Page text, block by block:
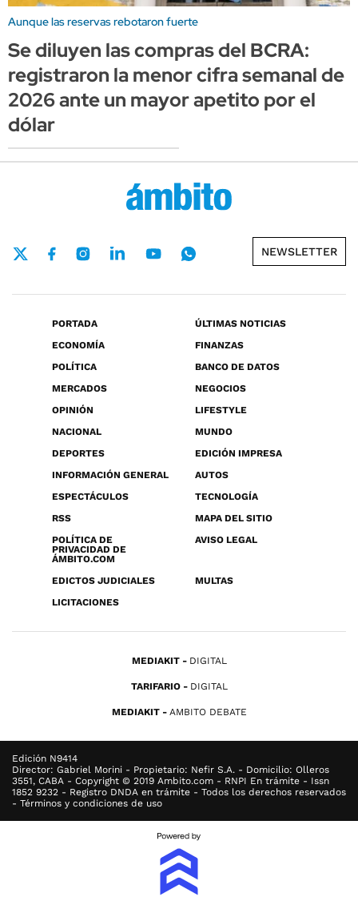
Aunque las reservas rebotaron fuerte
Se diluyen las compras del BCRA:
registraron la menor cifra semanal de
2026 ante un mayor apetito por el
dólar
NEWSLETTER
PORTADA
ÚLTIMAS NOTICIAS
ECONOMÍA
FINANZAS
POLÍTICA
BANCO DE DATOS
MERCADOS
NEGOCIOS
OPINIÓN
LIFESTYLE
NACIONAL
MUNDO
DEPORTES
EDICIÓN IMPRESA
INFORMACIÓN GENERAL
AUTOS
ESPECTÁCULOS
TECNOLOGÍA
RSS
MAPA DEL SITIO
POLÍTICA DE
PRIVACIDAD DE
ÁMBITO.COM
AVISO LEGAL
EDICTOS JUDICIALES
MULTAS
LICITACIONES
MEDIAKIT DIGITAL
TARIFARIO DIGITAL
MEDIAKIT AMBITO DEBATE
Edición N9414
Director: Gabriel Morini - Propietario: Nefir S.A. - Domicilio: Olleros
3551, CABA - Copyright © 2019 Ambito.com - RNPI En trámite - Issn
1852 9232 - Registro DNDA en trámite - Todos los derechos reservados
- Términos y condiciones de uso